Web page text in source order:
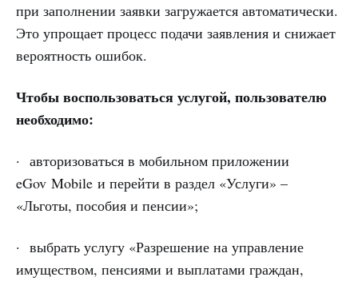
при заполнении заявки загружается автоматически.
Это упрощает процесс подачи заявления и снижает
вероятность ошибок.
Чтобы воспользоваться услугой, пользователю
необходимо:
· авторизоваться в мобильном приложении
eGov Mobile и перейти в раздел «Услуги» –
«Льготы, пособия и пенсии»;
· выбрать услугу «Разрешение на управление
имуществом, пенсиями и выплатами граждан,